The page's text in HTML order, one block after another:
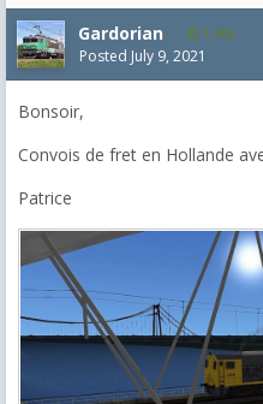
Gardorian 1,903
Posted July 9, 2021
Bonsoir,
Convois de fret en Hollande
Patrice